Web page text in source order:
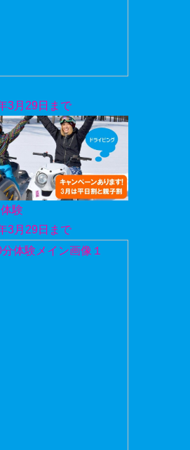
3月29日まで
験
3月29日まで